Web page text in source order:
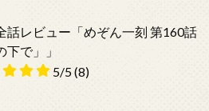
話レビュー「めぞん一刻 第160話
下で」」
5/5(8)